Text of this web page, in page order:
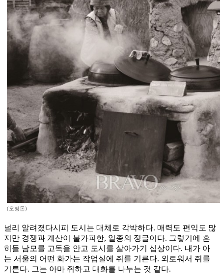
(오병돈)
널리 알려졌다시피 도시는 대체로 각박하다. 매력도 편익도 많
지만 경쟁과 계산이 불가피한, 일종의 정글이다. 그렇기에 흔
히들 남모를 고독을 안고 도시를 살아가기 십상이다. 내가 아
는 서울의 어떤 화가는 작업실에 쥐를 기른다. 외로워서 쥐를
기른다. 그는 아마 쥐하고 대화를 나누는 것 같다.